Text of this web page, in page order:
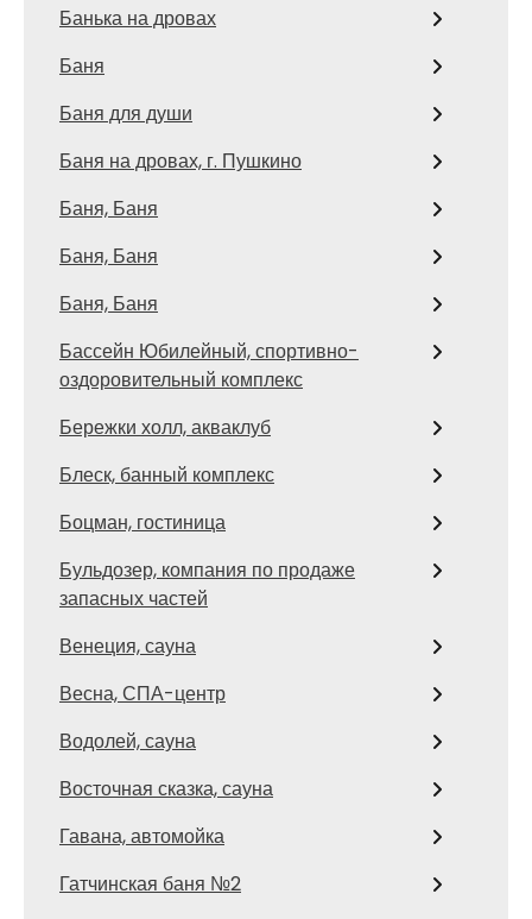
Банька на дровах
Баня
Баня для души
Баня на дровах, г. Пушкино
Баня, Баня
Баня, Баня
Баня, Баня
Бассейн Юбилейный, спортивно-
оздоровительный комплекс
Бережки холл, акваклуб
Блеск, банный комплекс
Боцман, гостиница
Бульдозер, компания по продаже
запасных частей
Венеция, сауна
Весна, СПА-центр
Водолей, сауна
Восточная сказка, сауна
Гавана, автомойка
Гатчинская баня №2